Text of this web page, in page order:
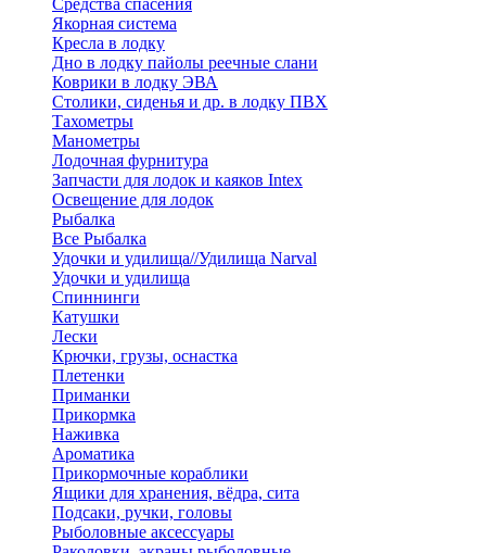
Средства спасения
Якорная система
Кресла в лодку
Дно в лодку пайолы реечные слани
Коврики в лодку ЭВА
Столики, сиденья и др. в лодку ПВХ
Тахометры
Манометры
Лодочная фурнитура
Запчасти для лодок и каяков Intex
Освещение для лодок
Рыбалка
Все Рыбалка
Удочки и удилища//Удилища Narval
Удочки и удилища
Спиннинги
Катушки
Лески
Крючки, грузы, оснастка
Плетенки
Приманки
Прикормка
Наживка
Ароматика
Прикормочные кораблики
Ящики для хранения, вёдра, сита
Подсаки, ручки, головы
Рыболовные аксессуары